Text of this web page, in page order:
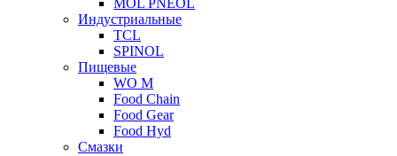
MOL PNEOL
Индустриальные
TCL
SPINOL
Пищевые
WO M
Food Chain
Food Gear
Food Hyd
Смазки